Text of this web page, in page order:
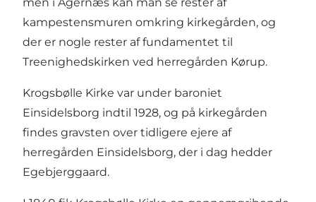
kampestensmuren omkring kirkegården, og
der er nogle rester af fundamentet til
Treenighedskirken ved herregården Kørup.
Krogsbølle Kirke var under baroniet
Einsidelsborg indtil 1928, og på kirkegården
findes gravsten over tidligere ejere af
herregården Einsidelsborg, der i dag hedder
Egebjerggaard.